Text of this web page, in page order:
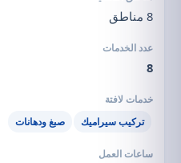
8 مناطق
8
تركيب سيراميك صبغ ودهانات